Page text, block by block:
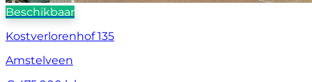
Beschikbaar
Kostverlorenhof 135
Amstelveen